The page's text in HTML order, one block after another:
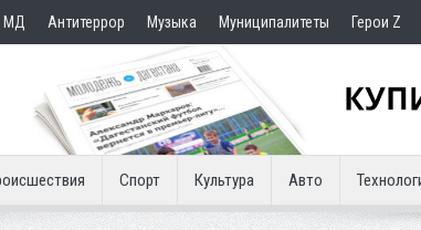
МД Антитеррор Музыка Муниципалитеты Герои Z
Спорт Культура Авто